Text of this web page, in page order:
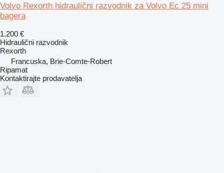
Volvo Rexorth hidraulični razvodnik za Volvo Ec 25 mini
bagera
1.200 €
Hidraulični razvodnik
Rexorth
Francuska, Brie-Comte-Robert
Ripamat
Kontaktirajte prodavatelja